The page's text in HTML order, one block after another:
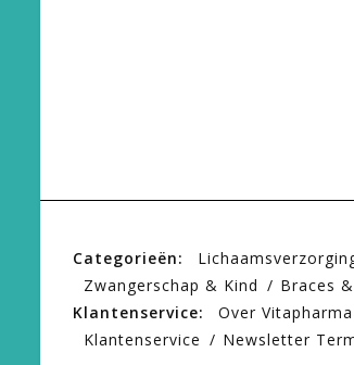
Categorieën:
Zwangerschap & Kind
Braces
Klantenservice:
Over Vitapharma
Klantenservice
Newsletter